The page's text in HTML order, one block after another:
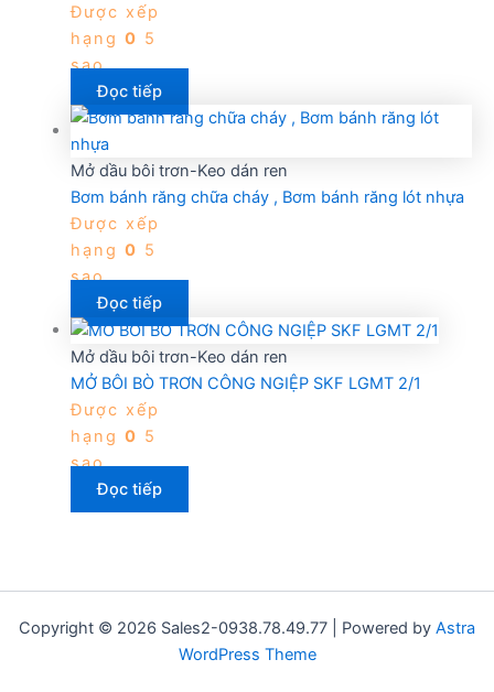
Được xếp
hạng 0 5
sao
Đọc tiếp
Mở dầu bôi trơn-Keo dán ren
Bơm bánh răng chữa cháy , Bơm bánh răng lót nhựa
Được xếp
hạng 0 5
sao
Đọc tiếp
Mở dầu bôi trơn-Keo dán ren
MỞ BÔI BÒ TRƠN CÔNG NGIỆP SKF LGMT 2/1
Được xếp
hạng 0 5
sao
Đọc tiếp
Copyright © 2026 Sales2-0938.78.49.77 | Powered by Astra
WordPress Theme